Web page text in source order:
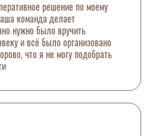
решение по моему
команда делает
нужно было вручить
и всё было организовано
что я не могу подобрать